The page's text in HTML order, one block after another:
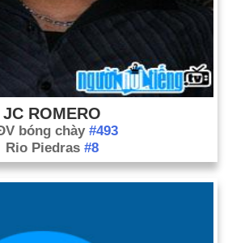
JC ROMERO
bóng chày #493
Rio Piedras #8